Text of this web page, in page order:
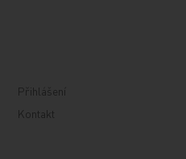
Přihlášení
Kontakt